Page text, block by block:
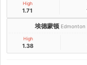
High
1.71
埃德蒙顿 Edmonton
High
1.38